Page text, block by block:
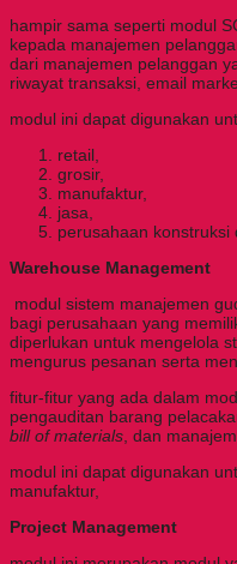
hampir sama seperti modul
kepada manajemen
dari manajemen pelanggan
riwayat transaksi, email
modul ini dapat digunakan
retail,
grosir,
manufaktur,
jasa,
perusahaan konstruksi
Warehouse Management
modul sistem manajemen
bagi perusahaan yang
diperlukan untuk mengelola
mengurus pesanan serta
fitur-fitur yang ada dalam
pengauditan barang
bill of materials , dan
modul ini dapat digunakan
manufaktur,
Project Management